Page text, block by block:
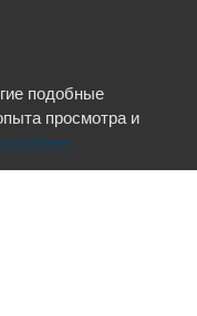
подобные
просмотра и